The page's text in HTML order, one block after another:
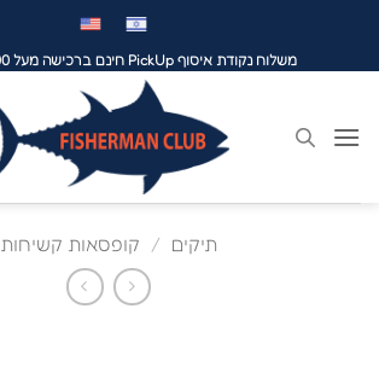
משלוח נקודת איסוף PickUp חינם ברכישה מעל 300 ש"ח באתר
תיקים / קופסאות קשיחות